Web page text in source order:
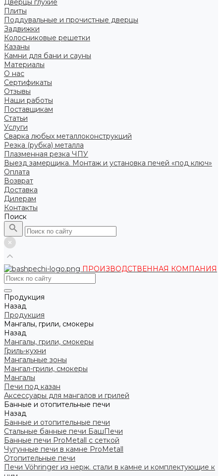
Дверцы глухие
Плиты
Поддувальные и прочистные дверцы
Задвижки
Колосниковые решетки
Казаны
Камни для бани и сауны
Материалы
О нас
Сертификаты
Отзывы
Наши работы
Поставщикам
Статьи
Услуги
Сварка любых металлоконструкций
Резка (рубка) металла
Плазменная резка ЧПУ
Выезд замерщика. Монтаж и установка печей «под ключ»
Оплата
Возврат
Доставка
Дилерам
Контакты
Поиск
ПРОИЗВОДСТВЕННАЯ КОМПАНИЯ
Продукция
Назад
Продукция
Мангалы, грили, смокеры
Назад
Мангалы, грили, смокеры
Гриль-кухни
Мангальные зоны
Мангал-грили, смокеры
Мангалы
Печи под казан
Аксессуары для мангалов и грилей
Банные и отопительные печи
Назад
Банные и отопительные печи
Стальные банные печи БашПечи
Банные печи ProMetall с сеткой
Чугунные печи в камне ProMetall
Отопительные печи
Печи Vöhringer из нерж. стали в камне и комплектующие к